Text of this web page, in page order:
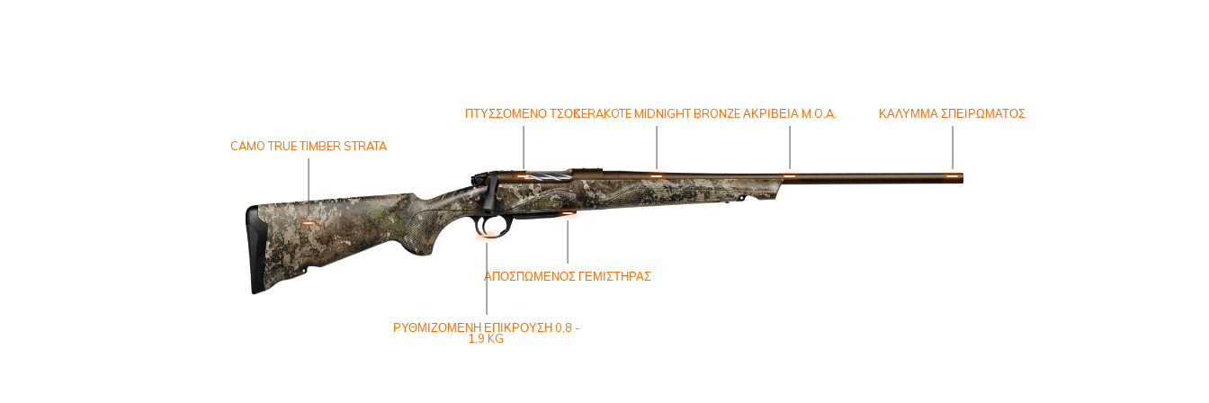
ΑΚΡΊΒΕΙΑ M.O.A.
ΑΠΟΣΠΏΜΕΝΟΣ ΓΕΜΙΣΤΉΡΑΣ
ΡΥΘΜΙΖΌΜΕΝΗ ΕΠΊΚΡΟΥΣΗ 0,8 -
1,9 KG
ΠΤΥΣΣΌΜΕΝΟ ΤΣΟΚCERAKOTE MIDNIGHT BRONZE
CAMO TRUE TIMBER STRATA
ΚΆΛΥΜΜΑ ΣΠΕΙΡΏΜΑΤΟΣ